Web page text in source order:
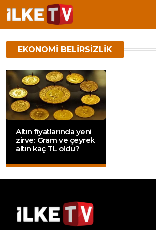
EKONOMI BELIRSIZLIK
Altın fiyatlarında yeni
zirve: Gram ve çeyrek
altın kaç TL oldu?